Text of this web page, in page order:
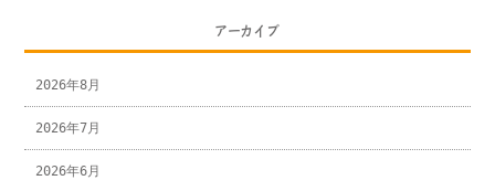
アーカイブ
2026年8月
2026年7月
2026年6月